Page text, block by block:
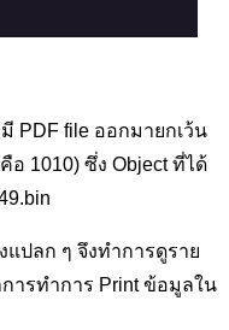
PDF file ออกมายกเว้น
อ 1010) ซึ่ง Object ที่ได้
แปลก ๆ จึงทำการดูราย
การทำการ Print ข้อมูลใน